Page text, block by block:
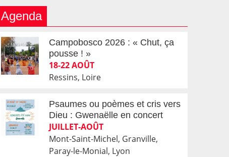
Agenda
Campobosco 2026 : « Chut, ça
pousse ! »
18-22 AOÛT
Ressins, Loire
Psaumes ou poèmes et cris vers
Dieu : Gwenaëlle en concert
JUILLET-AOÛT
Mont-Saint-Michel, Granville,
Paray-le-Monial, Lyon